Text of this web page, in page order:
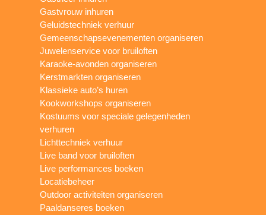
Gastvrouw inhuren
Geluidstechniek verhuur
Gemeenschapsevenementen organiseren
Juwelenservice voor bruiloften
Karaoke-avonden organiseren
Kerstmarkten organiseren
Klassieke auto’s huren
Kookworkshops organiseren
Kostuums voor speciale gelegenheden
verhuren
Lichttechniek verhuur
Live band voor bruiloften
Live performances boeken
Locatiebeheer
Outdoor activiteiten organiseren
Paaldanseres boeken